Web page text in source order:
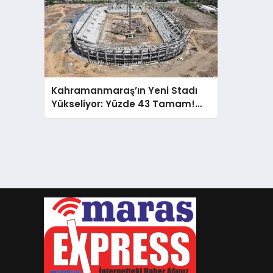
Kahramanmaraş’ın Yeni Stadı
Yükseliyor: Yüzde 43 Tamam!
İşte Açılış Tarihi